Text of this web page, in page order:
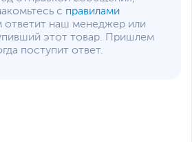
с правилами
ответит наш менеджер или
этот товар. Пришлем
поступит ответ.